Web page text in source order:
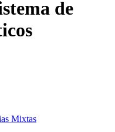
de
Mixtas